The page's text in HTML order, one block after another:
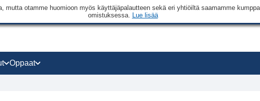
otamme huomioon myös käyttäjäpalautteen sekä eri yhtiöiltä saamamme
omistuksessa. Lue lisää
Oppaat